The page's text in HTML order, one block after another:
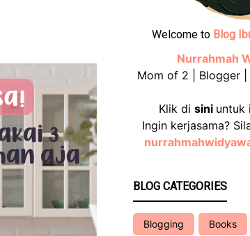
Welcome to Blog
Nurrahmah
Mom of 2 | Blogger
Klik di sini untuk
Ingin kerjasama?
BLOG CATEGORIES
Blogging Books